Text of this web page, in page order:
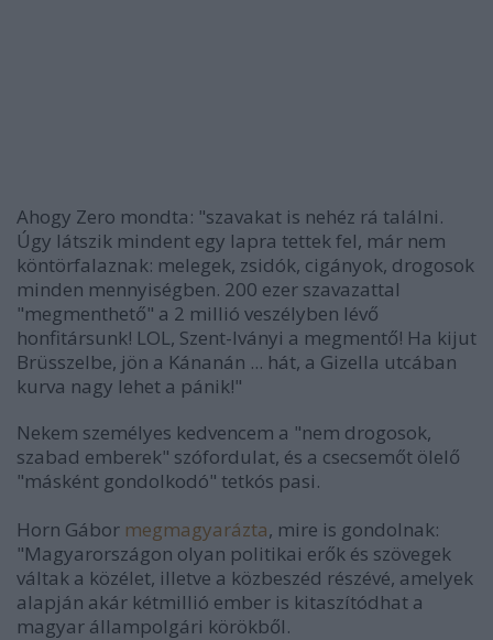
Ahogy Zero mondta: "szavakat is nehéz rá találni.
Úgy látszik mindent egy lapra tettek fel, már nem
köntörfalaznak: melegek, zsidók, cigányok, drogosok
minden mennyiségben. 200 ezer szavazattal
"megmenthető" a 2 millió veszélyben lévő
honfitársunk! LOL, Szent-Iványi a megmentő! Ha kijut
Brüsszelbe, jön a Kánanán ... hát, a Gizella utcában
kurva nagy lehet a pánik!"
Nekem személyes kedvencem a "nem drogosok,
szabad emberek" szófordulat, és a csecsemőt ölelő
"másként gondolkodó" tetkós pasi.
Horn Gábor megmagyarázta, mire is gondolnak:
"Magyarországon olyan politikai erők és szövegek
váltak a közélet, illetve a közbeszéd részévé, amelyek
alapján akár kétmillió ember is kitaszítódhat a
magyar állampolgári körökből.